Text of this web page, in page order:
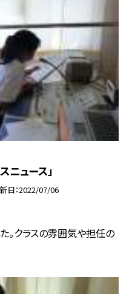
ニュース」
日 2022/07/06
。クラスの雰囲気や担任の